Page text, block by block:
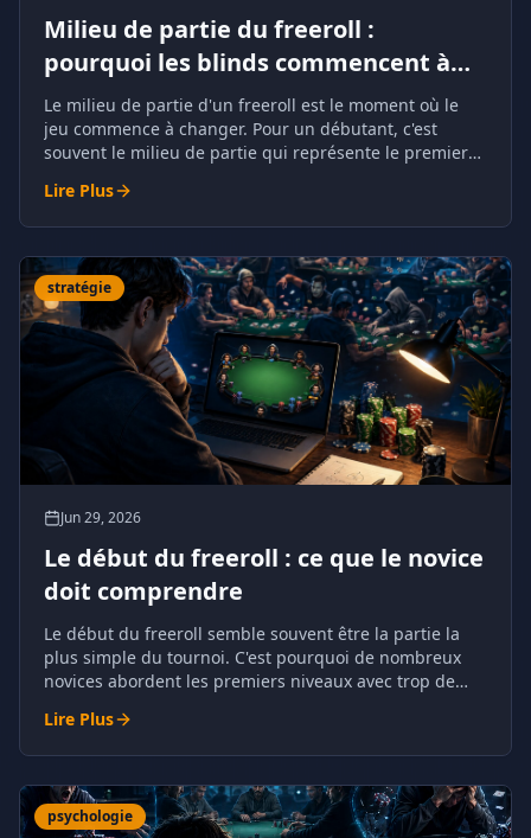
Milieu de partie du freeroll :
pourquoi les blinds commencent à
faire pression
Le milieu de partie d'un freeroll est le moment où le
jeu commence à changer. Pour un débutant, c'est
souvent le milieu de partie qui représente le premier
Lire Plus
stratégie
Jun 29, 2026
Le début du freeroll : ce que le novice
doit comprendre
Le début du freeroll semble souvent être la partie la
plus simple du tournoi. C'est pourquoi de nombreux
novices abordent les premiers niveaux avec trop de
Lire Plus
psychologie